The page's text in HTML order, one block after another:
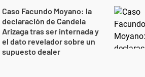
Caso Facundo Moyano: la
declaración de Candela
Arizaga tras ser internada y
el dato revelador sobre un
supuesto dealer